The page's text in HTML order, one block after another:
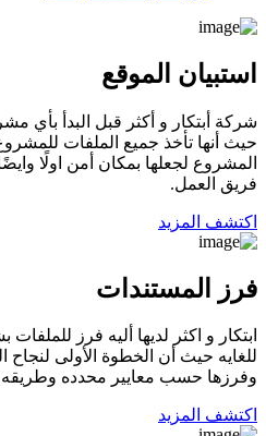
استبيان الموقع
شركة أبتكار و أكثر قبل البدأ بأي
حيث أنها تأخذ جميع الملفات
المشروع لجعلها بمكان أمن اولًا
فريق العمل.
اكتشف المزيد
فرز المستندات
ابتكار و اكثر لديها أليه فرز
للغايه حيث أن الخطوة الأولى
وفرزها حسب معايير محدده وطريقه
اكتشف المزيد